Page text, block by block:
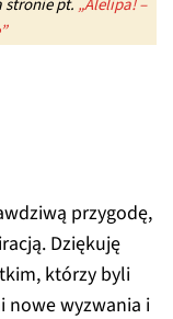
przygodę,
Dziękuję
którzy byli
nowe wyzwania i